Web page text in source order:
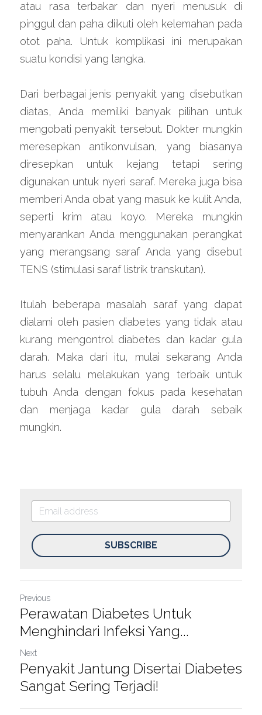
atau rasa terbakar dan nyeri menusuk di
pinggul dan paha diikuti oleh kelemahan pada
otot paha. Untuk komplikasi ini merupakan
suatu kondisi yang langka.
Dari berbagai jenis penyakit yang disebutkan
diatas, Anda memiliki banyak pilihan untuk
mengobati penyakit tersebut. Dokter mungkin
meresepkan antikonvulsan, yang biasanya
diresepkan untuk kejang tetapi sering
digunakan untuk nyeri saraf. Mereka juga bisa
memberi Anda obat yang masuk ke kulit Anda,
seperti krim atau koyo. Mereka mungkin
menyarankan Anda menggunakan perangkat
yang merangsang saraf Anda yang disebut
TENS (stimulasi saraf listrik transkutan).
Itulah beberapa masalah saraf yang dapat
dialami oleh pasien diabetes yang tidak atau
kurang mengontrol diabetes dan kadar gula
darah. Maka dari itu, mulai sekarang Anda
harus selalu melakukan yang terbaik untuk
tubuh Anda dengan fokus pada kesehatan
dan menjaga kadar gula darah sebaik
mungkin.
SUBSCRIBE
Previous
Perawatan Diabetes Untuk
Menghindari Infeksi Yang...
Next
Penyakit Jantung Disertai Diabetes
Sangat Sering Terjadi!